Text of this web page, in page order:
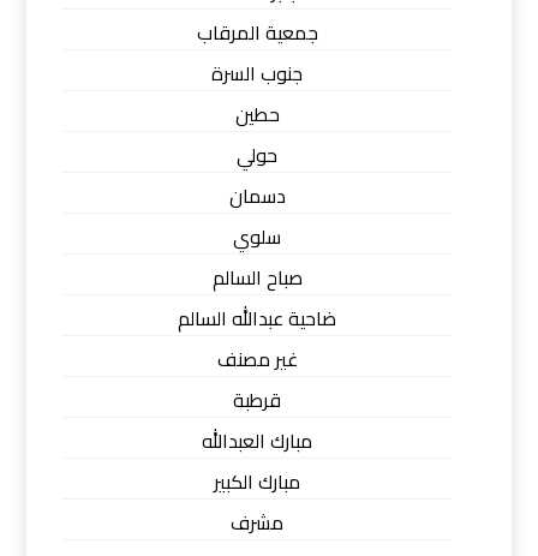
جمعية المرقاب
جنوب السرة
حطين
حولي
دسمان
سلوي
صباح السالم
ضاحية عبدالله السالم
غير مصنف
قرطبة
مبارك العبدالله
مبارك الكبير
مشرف